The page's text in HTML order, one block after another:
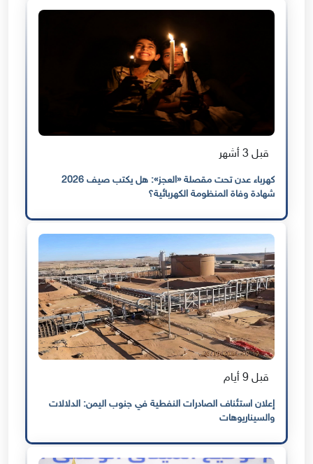
قبل 3 أشهر
كهرباء عدن تحت مقصلة «العجز»: هل يكتب صيف 2026
شهادة وفاة المنظومة الكهربائية؟
قبل 9 أيام
إعلان استئناف الصادرات النفطية في جنوب اليمن: الدلالات
والسيناريوهات